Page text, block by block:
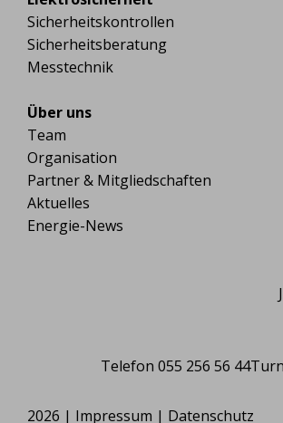
Sicherheitskontrollen
Sicherheitsberatung
Messtechnik
Über uns
Team
Organisation
Partner & Mitgliedschaften
Aktuelles
Energie-News
Telefon 055 256 56 44
2026 | Impressum | Datenschutz